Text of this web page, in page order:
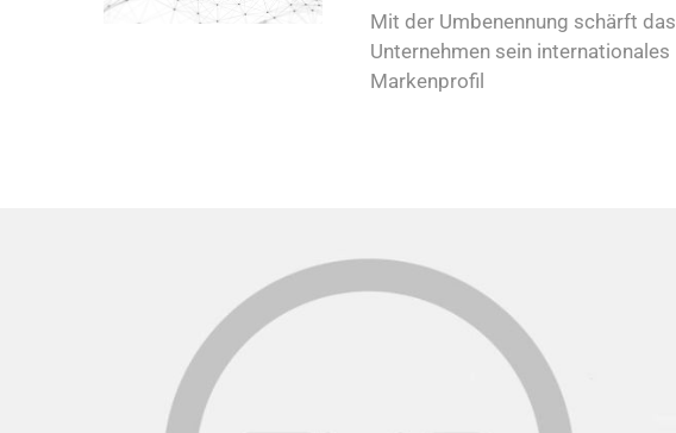
Mit der Umbenennung schärft das
Unternehmen sein internationales
Markenprofil